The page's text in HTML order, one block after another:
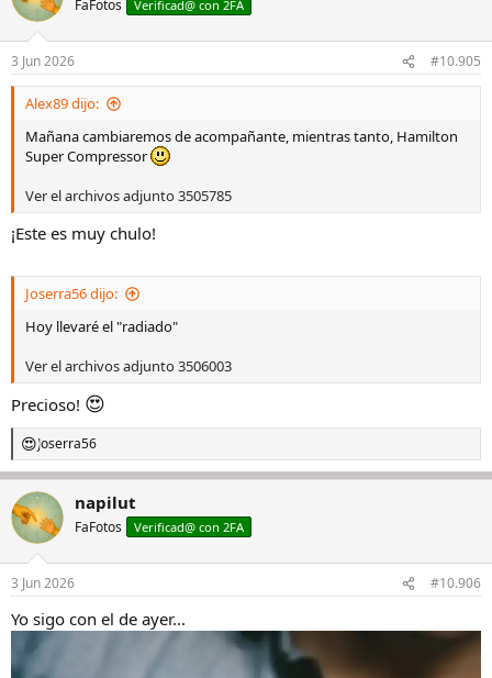
FaFotos Verificad@ con 2FA
3 Jun 2026 #10.905
Alex89 dijo:
Mañana cambiaremos de acompañante, mientras tanto, Hamilton
Super Compressor
Ver el archivos adjunto 3505785
¡Este es muy chulo!
Joserra56 dijo:
Hoy llevaré el "radiado"
Ver el archivos adjunto 3506003
Precioso! 😍
R
e
a
c
c
i
e
:
Joserra56
napilut
FaFotos Verificad@ con 2FA
3 Jun 2026 #10.906
Yo sigo con el de ayer...